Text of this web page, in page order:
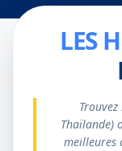
LES
Thaïlande)
meilleures